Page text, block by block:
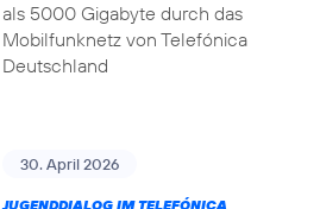
als 5000 Gigabyte durch das
Mobilfunknetz von Telefónica
Deutschland
30. April 2026
JUGENDDIALOG IM TELEFÓNICA